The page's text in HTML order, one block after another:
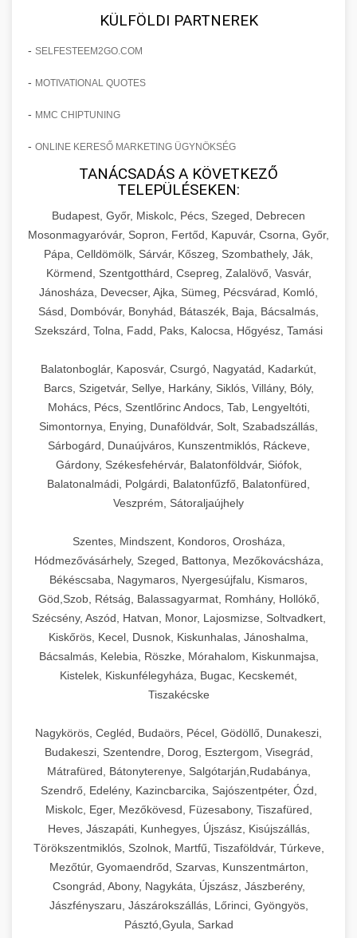
KÜLFÖLDI PARTNEREK
- SELFESTEEM2GO.COM
- MOTIVATIONAL QUOTES
- MMC CHIPTUNING
- ONLINE KERESŐ MARKETING ÜGYNÖKSÉG
TANÁCSADÁS A KÖVETKEZŐ
TELEPÜLÉSEKEN:
Budapest, Győr, Miskolc, Pécs, Szeged, Debrecen
Mosonmagyaróvár, Sopron, Fertőd, Kapuvár, Csorna, Győr,
Pápa, Celldömölk, Sárvár, Kőszeg, Szombathely, Ják,
Körmend, Szentgotthárd, Csepreg, Zalalövő, Vasvár,
Jánosháza, Devecser, Ajka, Sümeg, Pécsvárad, Komló,
Sásd, Dombóvár, Bonyhád, Bátaszék, Baja, Bácsalmás,
Szekszárd, Tolna, Fadd, Paks, Kalocsa, Hőgyész, Tamási
Balatonboglár, Kaposvár, Csurgó, Nagyatád, Kadarkút,
Barcs, Szigetvár, Sellye, Harkány, Siklós, Villány, Bóly,
Mohács, Pécs, Szentlőrinc Andocs, Tab, Lengyeltóti,
Simontornya, Enying, Dunaföldvár, Solt, Szabadszállás,
Sárbogárd, Dunaújváros, Kunszentmiklós, Ráckeve,
Gárdony, Székesfehérvár, Balatonföldvár, Siófok,
Balatonalmádi, Polgárdi, Balatonfűzfő, Balatonfüred,
Veszprém, Sátoraljaújhely
Szentes, Mindszent, Kondoros, Orosháza,
Hódmezővásárhely, Szeged, Battonya, Mezőkovácsháza,
Békéscsaba, Nagymaros, Nyergesújfalu, Kismaros,
Göd,Szob, Rétság, Balassagyarmat, Romhány, Hollókő,
Szécsény, Aszód, Hatvan, Monor, Lajosmizse, Soltvadkert,
Kiskőrös, Kecel, Dusnok, Kiskunhalas, Jánoshalma,
Bácsalmás, Kelebia, Röszke, Mórahalom, Kiskunmajsa,
Kistelek, Kiskunfélegyháza, Bugac, Kecskemét,
Tiszakécske
Nagykörös, Cegléd, Budaörs, Pécel, Gödöllő, Dunakeszi,
Budakeszi, Szentendre, Dorog, Esztergom, Visegrád,
Mátrafüred, Bátonyterenye, Salgótarján,Rudabánya,
Szendrő, Edelény, Kazincbarcika, Sajószentpéter, Ózd,
Miskolc, Eger, Mezőkövesd, Füzesabony, Tiszafüred,
Heves, Jászapáti, Kunhegyes, Újszász, Kisújszállás,
Törökszentmiklós, Szolnok, Martfű, Tiszaföldvár, Túrkeve,
Mezőtúr, Gyomaendrőd, Szarvas, Kunszentmárton,
Csongrád, Abony, Nagykáta, Újszász, Jászberény,
Jászfényszaru, Jászárokszállás, Lőrinci, Gyöngyös,
Pásztó,Gyula, Sarkad